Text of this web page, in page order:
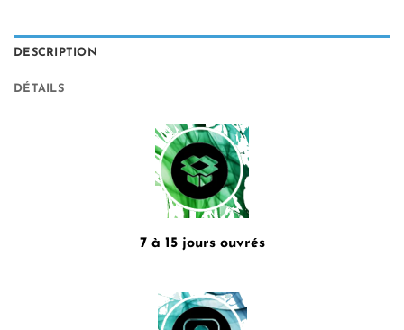
DESCRIPTION
DÉTAILS
7 à 15 jours ouvrés